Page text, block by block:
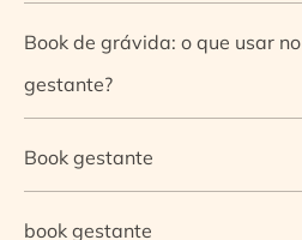
Book de grávida: o que usar
gestante?
Book gestante
book gestante